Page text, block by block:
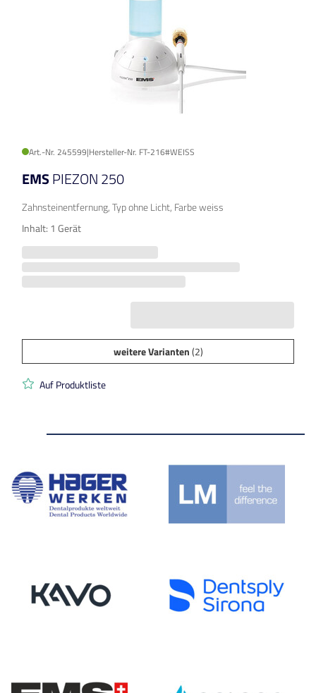
Art.-Nr. 245599|Hersteller-Nr. FT-216#WEISS
EMSPIEZON 250
Zahnsteinentfernung, Typ ohne Licht, Farbe weiss
Inhalt: 1 Gerät
weitere Varianten(2)
Auf Produktliste